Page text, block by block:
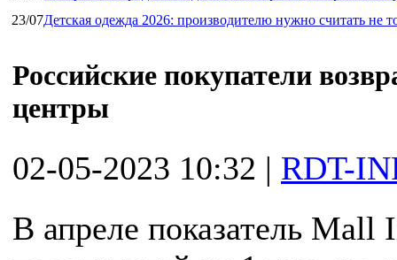
23/07Детская одежда 2026: производителю нужно считать не
Российские покупатели
центры
02-05-2023 10:32 | RDT-
В апреле показатель